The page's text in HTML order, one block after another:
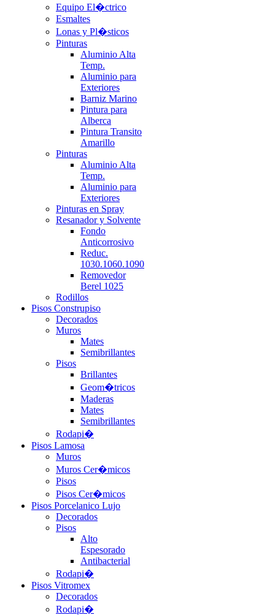
Equipo El�ctrico
Esmaltes
Lonas y Pl�sticos
Pinturas
Aluminio Alta
Temp.
Aluminio para
Exteriores
Barniz Marino
Pintura para
Alberca
Pintura Transito
Amarillo
Pinturas
Aluminio Alta
Temp.
Aluminio para
Exteriores
Pinturas en Spray
Resanador y Solvente
Fondo
Anticorrosivo
Reduc.
1030.1060.1090
Removedor
Berel 1025
Rodillos
Pisos Construpiso
Decorados
Muros
Mates
Semibrillantes
Pisos
Brillantes
Geom�tricos
Maderas
Mates
Semibrillantes
Rodapi�
Pisos Lamosa
Muros
Muros Cer�micos
Pisos
Pisos Cer�micos
Pisos Porcelanico Lujo
Decorados
Pisos
Alto
Espesorado
Antibacterial
Rodapi�
Pisos Vitromex
Decorados
Rodapi�